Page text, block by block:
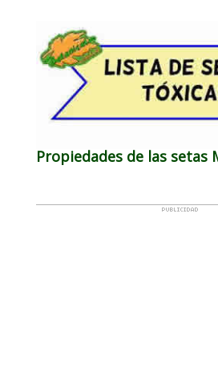
Propiedades de las setas